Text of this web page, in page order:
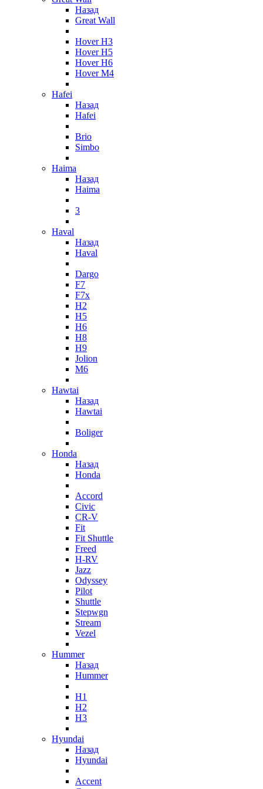
Назад
Great Wall
Hover H3
Hover H5
Hover H6
Hover M4
Hafei
Назад
Hafei
Brio
Simbo
Haima
Назад
Haima
3
Haval
Назад
Haval
Dargo
F7
F7x
H2
H5
H6
H8
H9
Jolion
M6
Hawtai
Назад
Hawtai
Boliger
Honda
Назад
Honda
Accord
Civic
CR-V
Fit
Fit Shuttle
Freed
H-RV
Jazz
Odyssey
Pilot
Shuttle
Stepwgn
Stream
Vezel
Hummer
Назад
Hummer
H1
H2
H3
Hyundai
Назад
Hyundai
Accent